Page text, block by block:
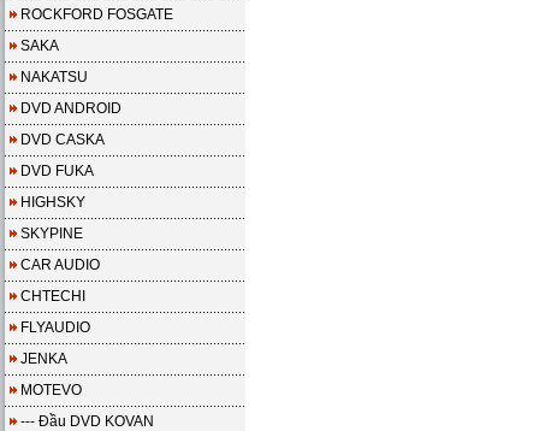
ROCKFORD FOSGATE
SAKA
NAKATSU
DVD ANDROID
DVD CASKA
DVD FUKA
HIGHSKY
SKYPINE
CAR AUDIO
CHTECHI
FLYAUDIO
JENKA
MOTEVO
--- Đầu DVD KOVAN